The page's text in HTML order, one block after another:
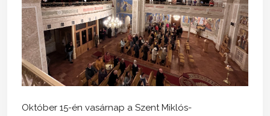
Október 15-én vasárnap a Szent Miklós-